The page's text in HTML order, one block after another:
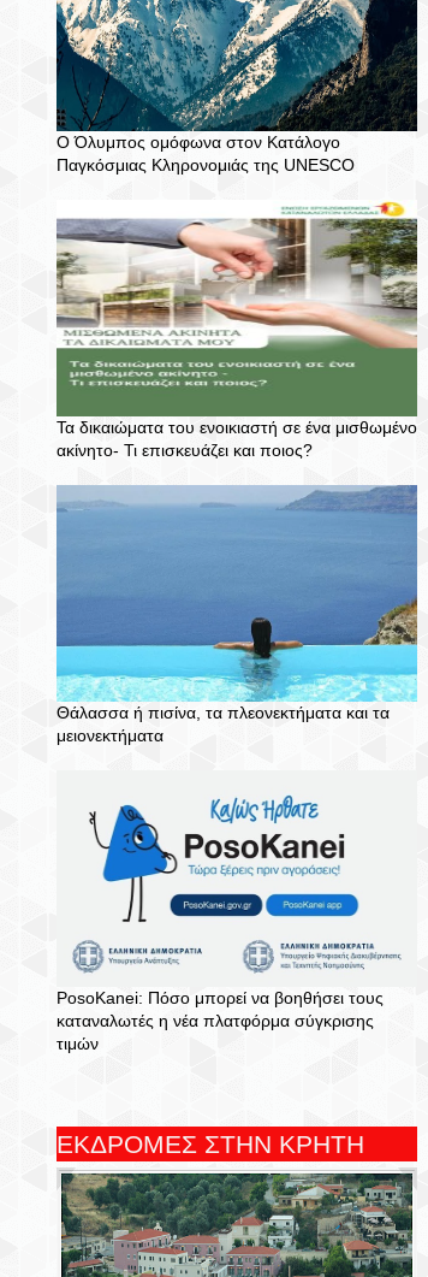
Ο Όλυμπος ομόφωνα στον Κατάλογο
Παγκόσμιας Κληρονομιάς της UNESCO
Τα δικαιώματα του ενοικιαστή σε ένα μισθωμένο
ακίνητο- Τι επισκευάζει και ποιος?
Θάλασσα ή πισίνα, τα πλεονεκτήματα και τα
μειονεκτήματα
PosoKanei: Πόσο μπορεί να βοηθήσει τους
καταναλωτές η νέα πλατφόρμα σύγκρισης
τιμών
ΕΚΔΡΟΜΕΣ ΣΤΗΝ ΚΡΗΤΗ